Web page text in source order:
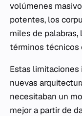
volúmenes
potentes, los
miles de
términos técnicos
Estas limitaciones
nuevas
necesitaban un
mejor a partir de